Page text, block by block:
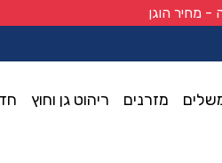
- מחיר הוגן
מזרנים ריהוט גן וחוץ